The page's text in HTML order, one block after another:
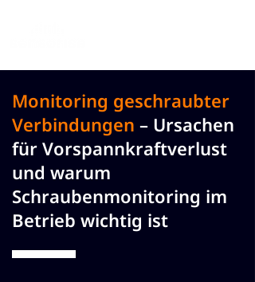
Monitoring geschraubter
Verbindungen – Ursachen
für Vorspannkraftverlust
und warum
Schraubenmonitoring im
Betrieb wichtig ist